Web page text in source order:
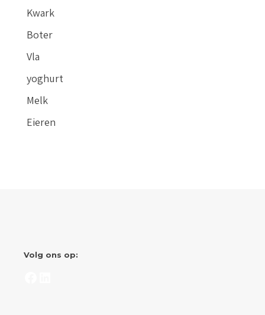
Kwark
Boter
Vla
yoghurt
Melk
Eieren
Volg ons op: